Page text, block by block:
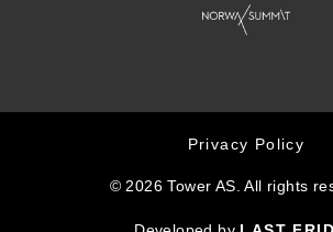
Privacy Policy
© 2026 Tower AS. All rights